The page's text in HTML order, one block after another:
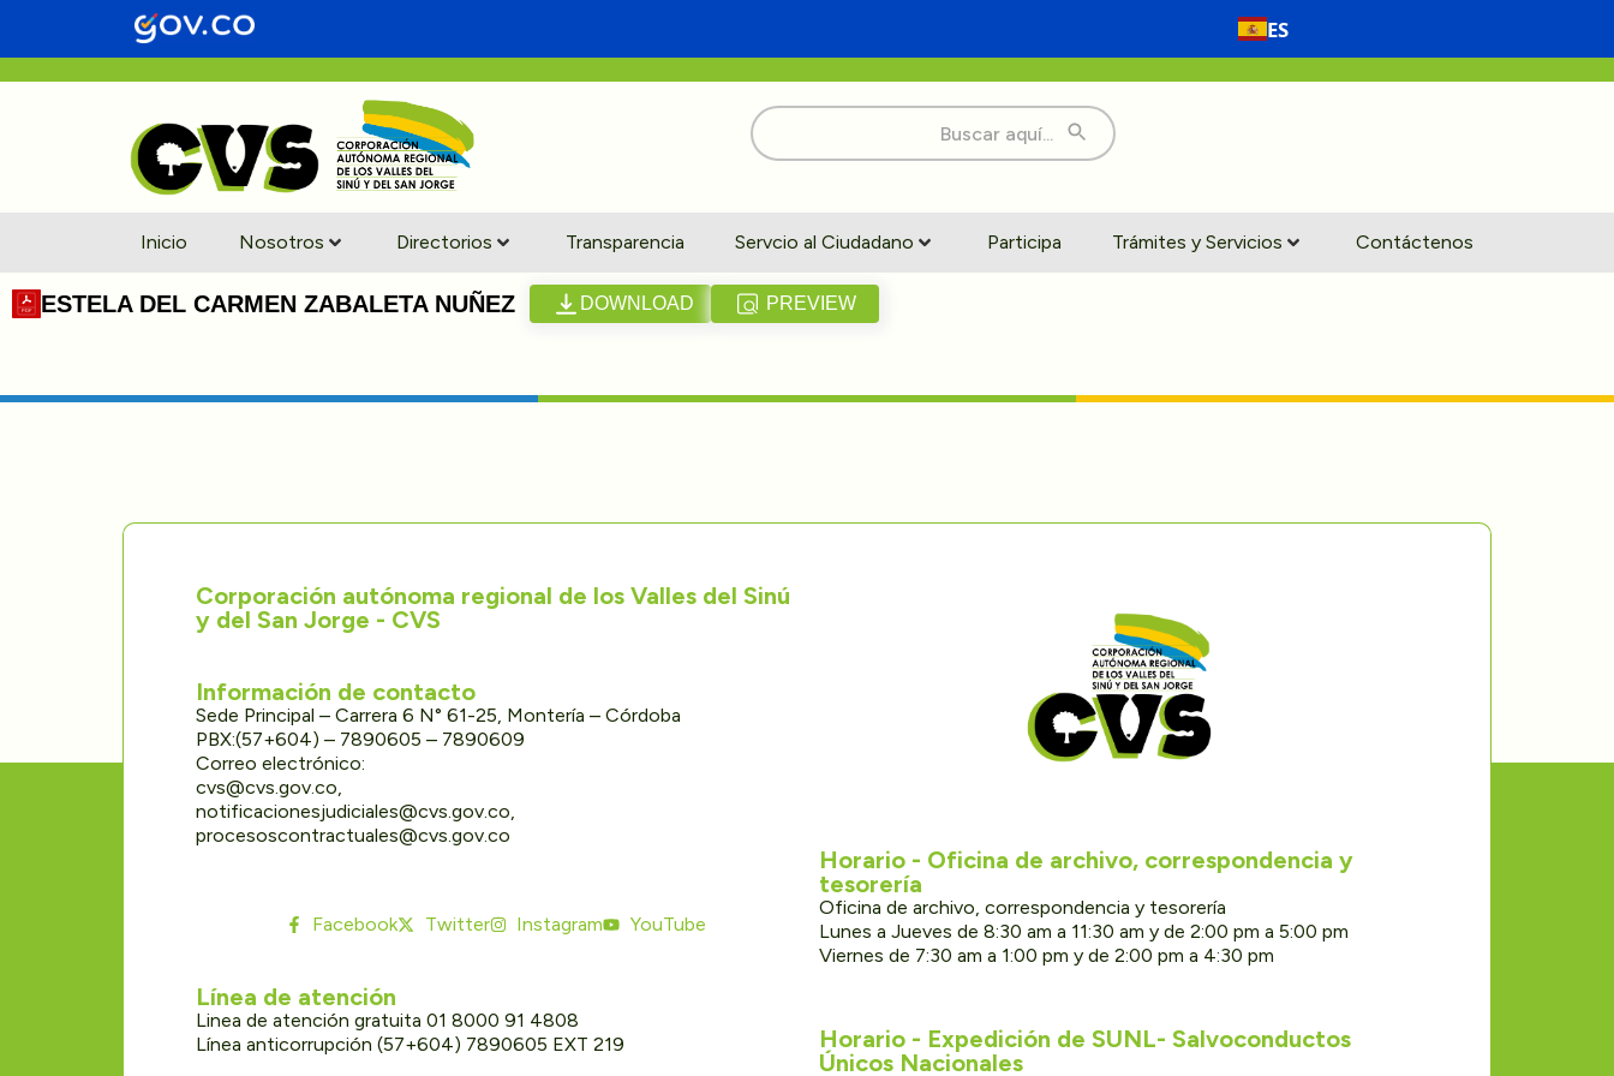
ES
Buscar:
Inicio Nosotros Directorios Transparencia Servcio al Ciudadano Participa Trámites y Servicios Contáctenos
ESTELA DEL CARMEN ZABALETA NUÑEZ DOWNLOAD PREVIEW
Corporación autónoma regional de los Valles del Sinú
y del San Jorge - CVS
Información de contacto
Sede Principal – Carrera 6 N° 61-25, Montería – Córdoba
PBX:(57+604) – 7890605 – 7890609
Correo electrónico:
cvs@cvs.gov.co,
notificacionesjudiciales@cvs.gov.co,
procesoscontractuales@cvs.gov.co
Facebook Twitter Instagram YouTube
Línea de atención
Linea de atención gratuita 01 8000 91 4808
Línea anticorrupción (57+604) 7890605 EXT 219
Horario - Oficina de archivo, correspondencia y
tesorería
Oficina de archivo, correspondencia y tesorería
Lunes a Jueves de 8:30 am a 11:30 am y de 2:00 pm a 5:00 pm
Viernes de 7:30 am a 1:00 pm y de 2:00 pm a 4:30 pm
Horario - Expedición de SUNL- Salvoconductos
Únicos Nacionales